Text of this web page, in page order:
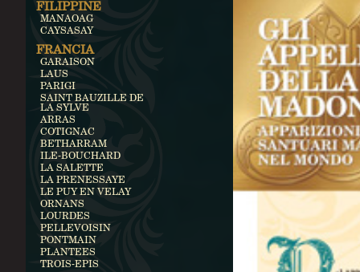
FILIPPINE
MANAOAG
CAYSASAY
FRANCIA
GARAISON
LAUS
PARIGI
SAINT BAUZILLE DE
LA SYLVE
ARRAS
COTIGNAC
BETHARRAM
ILE-BOUCHARD
LA SALETTE
LA PRENESSAYE
LE PUY EN VELAY
ORNANS
LOURDES
PELLEVOISIN
PONTMAIN
PLANTEES
TROIS-EPIS